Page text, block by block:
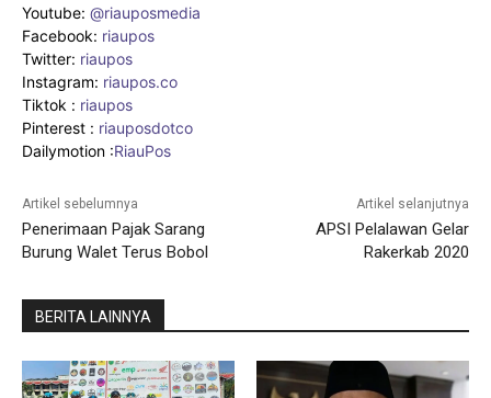
Youtube: @riauposmedia
Facebook: riaupos
Twitter: riaupos
Instagram: riaupos.co
Tiktok : riaupos
Pinterest : riauposdotco
Dailymotion :RiauPos
Artikel sebelumnya
Penerimaan Pajak Sarang
Burung Walet Terus Bobol
Artikel selanjutnya
APSI Pelalawan Gelar
Rakerkab 2020
BERITA LAINNYA